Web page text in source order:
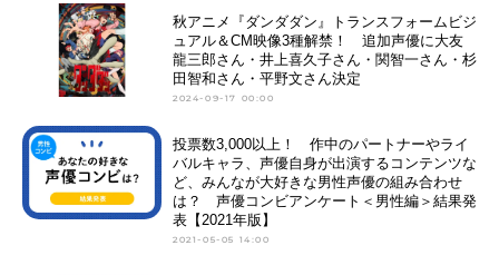
秋アニメ『ダンダダン』トランスフォームビジ
ュアル＆CM映像3種解禁！ 追加声優に大友
龍三郎さん・井上喜久子さん・関智一さん・杉
田智和さん・平野文さん決定
2024-09-17 00:00
投票数3,000以上！ 作中のパートナーやライ
バルキャラ、声優自身が出演するコンテンツな
ど、みんなが大好きな男性声優の組み合わせ
は？ 声優コンビアンケート＜男性編＞結果発
表【2021年版】
2021-05-05 14:00